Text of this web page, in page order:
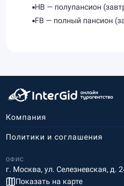
HB — полупансион
FB — полный пансион
Компания
ОФИС
г. Москва, ул. Селезневская, д.
Показать на карте
Политики и соглашения